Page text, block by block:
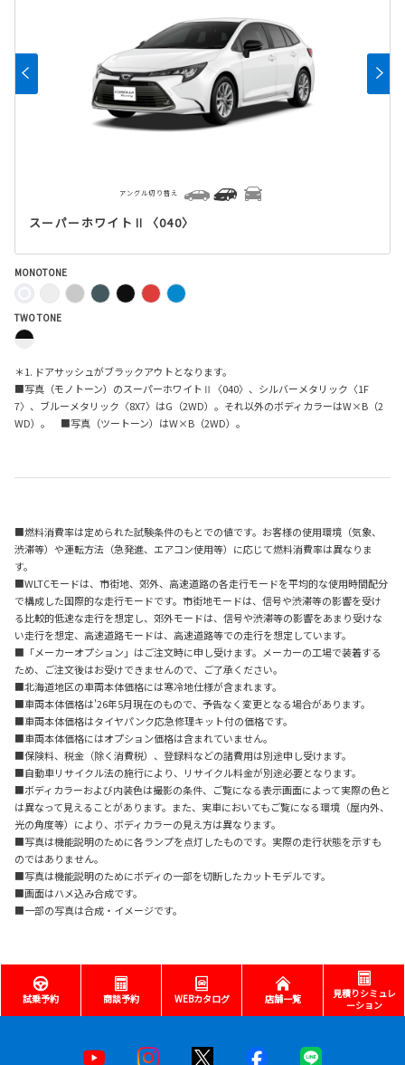
スーパーホワイトⅡ〈040〉
アングル切り替え
MONOTONE
TWO TONE
＊1. ドアサッシュがブラックアウトとなります。
■写真（モノトーン）のスーパーホワイトⅡ〈040〉、シルバーメタリック〈1F
7〉、ブルーメタリック〈8X7〉はG（2WD）。それ以外のボディカラーはW×B（2
WD）。 ■写真（ツートーン）はW×B（2WD）。
■燃料消費率は定められた試験条件のもとでの値です。お客様の使用環境（気象、
渋滞等）や運転方法（急発進、エアコン使用等）に応じて燃料消費率は異なりま
す。
■WLTCモードは、市街地、郊外、高速道路の各走行モードを平均的な使用時間配分
で構成した国際的な走行モードです。市街地モードは、信号や渋滞等の影響を受け
る比較的低速な走行を想定し、郊外モードは、信号や渋滞等の影響をあまり受けな
い走行を想定、高速道路モードは、高速道路等での走行を想定しています。
■「メーカーオプション」はご注文時に申し受けます。メーカーの工場で装着する
ため、ご注文後はお受けできませんので、ご了承ください。
■北海道地区の車両本体価格には寒冷地仕様が含まれます。
■車両本体価格は'26年5月現在のもので、予告なく変更となる場合があります。
■車両本体価格はタイヤパンク応急修理キット付の価格です。
■車両本体価格にはオプション価格は含まれていません。
■保険料、税金（除く消費税）、登録料などの諸費用は別途申し受けます。
■自動車リサイクル法の施行により、リサイクル料金が別途必要となります。
■ボディカラーおよび内装色は撮影の条件、ご覧になる表示画面によって実際の色と
は異なって見えることがあります。また、実車においてもご覧になる環境（屋内外、
光の角度等）により、ボディカラーの見え方は異なります。
■写真は機能説明のために各ランプを点灯したものです。実際の走行状態を示すも
のではありません。
■写真は機能説明のためにボディの一部を切断したカットモデルです。
■画面はハメ込み合成です。
■一部の写真は合成・イメージです。
試乗予約 商談予約 WEBカタログ 店舗一覧
見積りシミュレ
ーション